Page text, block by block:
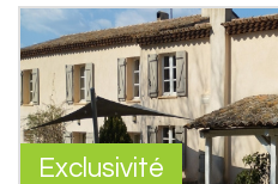
Exclusivité